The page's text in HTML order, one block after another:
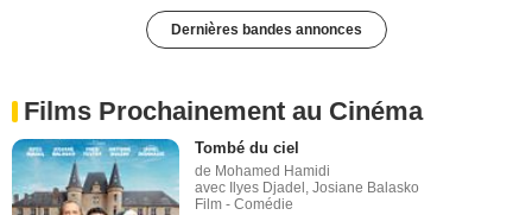
Dernières bandes annonces
Films Prochainement au Cinéma
Tombé du ciel
de Mohamed Hamidi
avec Ilyes Djadel, Josiane Balasko
Film - Comédie